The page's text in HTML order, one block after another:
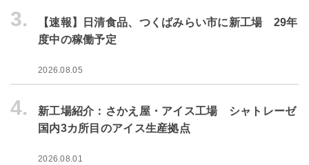
3.
【速報】日清食品、つくばみらい市に新工場 29年
度中の稼働予定
2026.08.05
4.
新工場紹介：さかえ屋・アイス工場 シャトレーゼ
国内3カ所目のアイス生産拠点
2026.08.01